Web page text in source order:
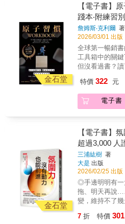
｜WTW韋萊韜
負責人姚德瑜
董事顧問許書揚
股份有限公司總
長盧世安｜人資小
行智庫執行長
的｢問題立解子
點！★涵蓋｢概
慣追蹤器｣的臺
為的人！全球
冊，你習慣工具
子習慣》，但
但生活改變很
到」而苦惱；
策，本書都是
問題與精心設
的行為模式，以
與社交力量。
慣」，讓好習
蹤模板，讓進
視自己與社交
力。‧突破停滯
到挫折也能持續
生各種變化，彈
家首度公開：
次」、「保持樂
念懶人包：將《
慣、破除壞習慣
金石堂
【電子書】
踐本‧附練習別
詹姆斯‧克利爾 著
2026/03/01 出版
全球第一暢銷
工具箱中的關
但沒看過書？讀
惱；或是想「
是為你而寫！本
設計的練習，
習慣自然生成
精華內容： ‧習
進步肉眼可見。
交環境，辨識影
滯策略：突破習
持續前進。‧彈
化，彈性調整
開：作者全新
「保持樂趣」
包：將《原子習
特價 322 元
電子書
金石堂
【電子書】
超過3,000 人
原則、視覺
成。
三浦紘樹 著
大是 出版
2026/02/25 出版
◎手邊明明有一
拖、明天再說……。 ◎下定決心
變，維持不了幾天又
次就不想去了！ 作者三浦紘樹曾是「凡事都提
7 折 特價 301